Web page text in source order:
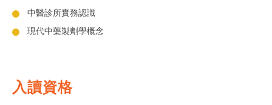
中醫診所實務認識
現代中藥製劑學概念
入讀資格